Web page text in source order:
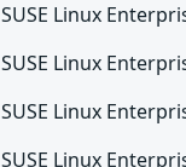
SUSE Linux
SUSE Linux
SUSE Linux
SUSE Linux